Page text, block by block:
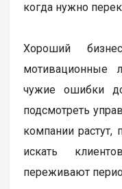
когда нужно
Хороший
мотивационные
чужие ошибки
подсмотреть
компании растут,
искать
переживают